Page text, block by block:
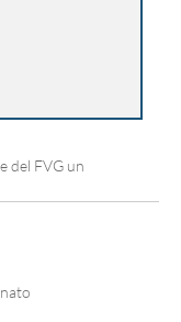
del FVG un